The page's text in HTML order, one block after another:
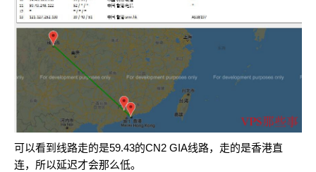
可以看到线路走的是59.43的CN2 GIA线路，走的是香港直
连，所以延迟才会那么低。